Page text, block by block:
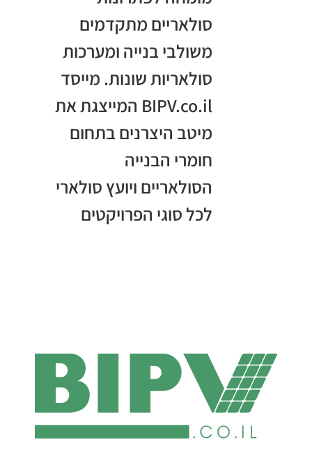
סולאריים מתקדמים
משולבי בנייה ומערכות
סולאריות שונות. מייסד
BIPV.co.il המייצגת את
מיטב היצרנים בתחום
חומרי הבנייה
הסולאריים ויועץ סולארי
לכל סוגי הפרויקטים